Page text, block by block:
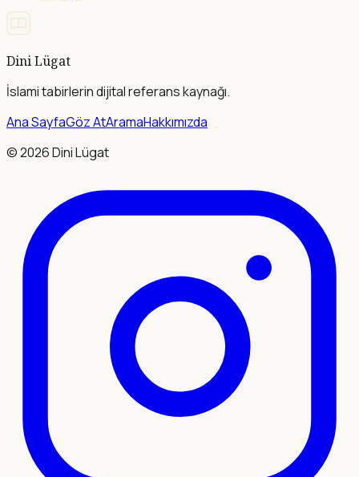
Dini Lügat
İslami tabirlerin dijital referans kaynağı.
Ana SayfaGöz AtAramaHakkımızda
©2026Dini Lügat